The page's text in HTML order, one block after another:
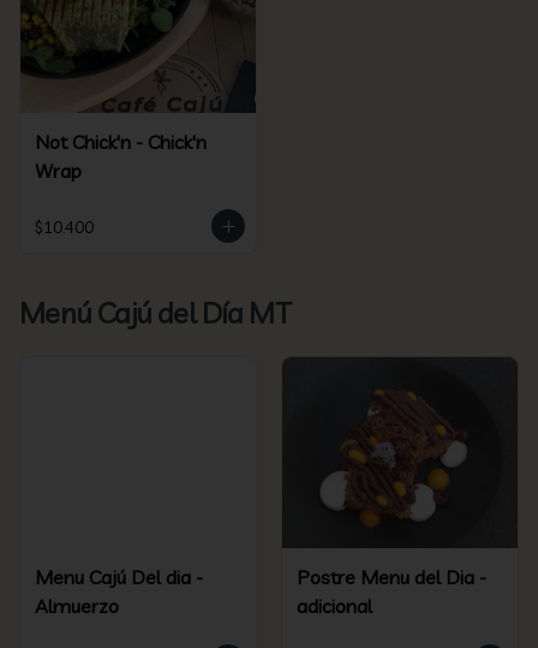
Not Chick'n - Chick'n
Wrap
$10.400
Menú Cajú del Día MT
Menu Cajú Del dia -
Almuerzo
Postre Menu del Dia -
adicional